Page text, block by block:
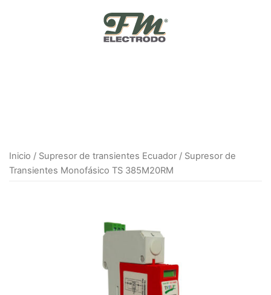
Inicio / Supresor de transientes Ecuador / Supresor de
Transientes Monofásico TS 385M20RM